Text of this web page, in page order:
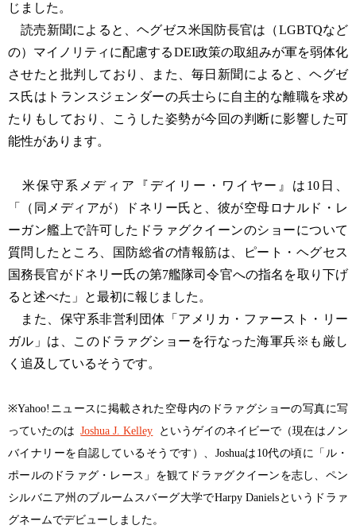
じました。
読売新聞によると、ヘグゼス米国防長官は（LGBTQなど
の）マイノリティに配慮するDEI政策の取組みが軍を弱体化
させたと批判しており、また、毎日新聞によると、ヘグゼ
ス氏はトランスジェンダーの兵士らに自主的な離職を求め
たりもしており、こうした姿勢が今回の判断に影響した可
能性があります。
米保守系メディア『デイリー・ワイヤー』は10日、
「（同メディアが）ドネリー氏と、彼が空母ロナルド・レ
ーガン艦上で許可したドラァグクイーンのショーについて
質問したところ、国防総省の情報筋は、ピート・ヘグセス
国務長官がドネリー氏の第7艦隊司令官への指名を取り下げ
ると述べた」と最初に報じました。
また、保守系非営利団体「アメリカ・ファースト・リー
ガル」は、このドラァグショーを行なった海軍兵※も厳し
く追及しているそうです。
※Yahoo!ニュースに掲載された空母内のドラァグショーの写真に写
っていたのは Joshua J. Kelley
というゲイのネイビーで（現在はノン
バイナリーを自認しているそうです）、Joshuaは10代の頃に「ル・
ポールのドラァグ・レース」を観てドラァグクイーンを志し、ペン
シルバニア州のブルームスバーグ大学でHarpy Danielsというドラァ
グネームでデビューしました。